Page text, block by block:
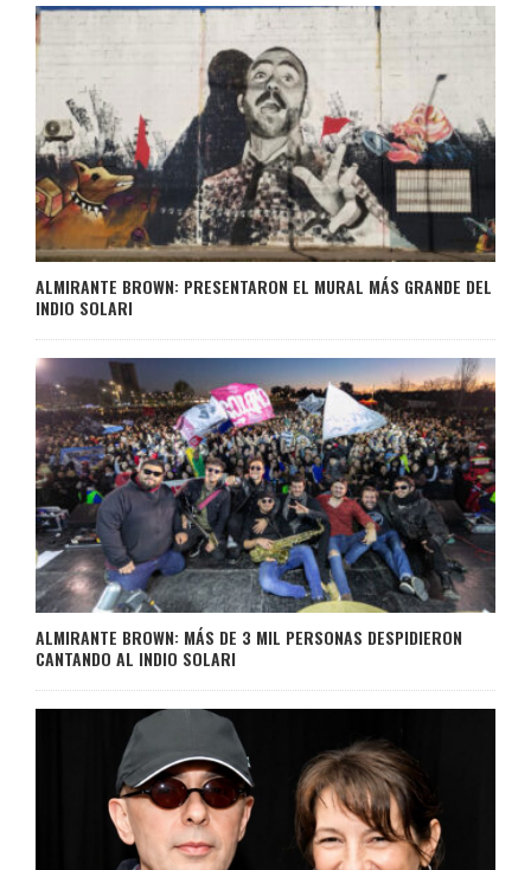
ALMIRANTE BROWN: PRESENTARON EL MURAL MÁS GRANDE DEL
INDIO SOLARI
ALMIRANTE BROWN: MÁS DE 3 MIL PERSONAS DESPIDIERON
CANTANDO AL INDIO SOLARI